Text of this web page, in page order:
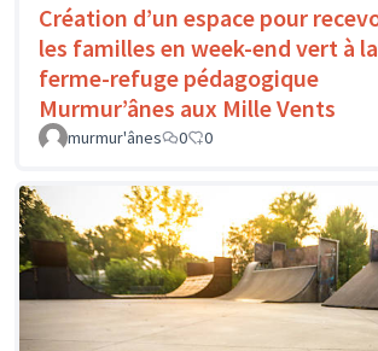
Création d’un espace pour
les familles en week-end vert à la
ferme-refuge pédagogique
Murmur’ânes aux Mille Vents
murmur'ânes 0 0